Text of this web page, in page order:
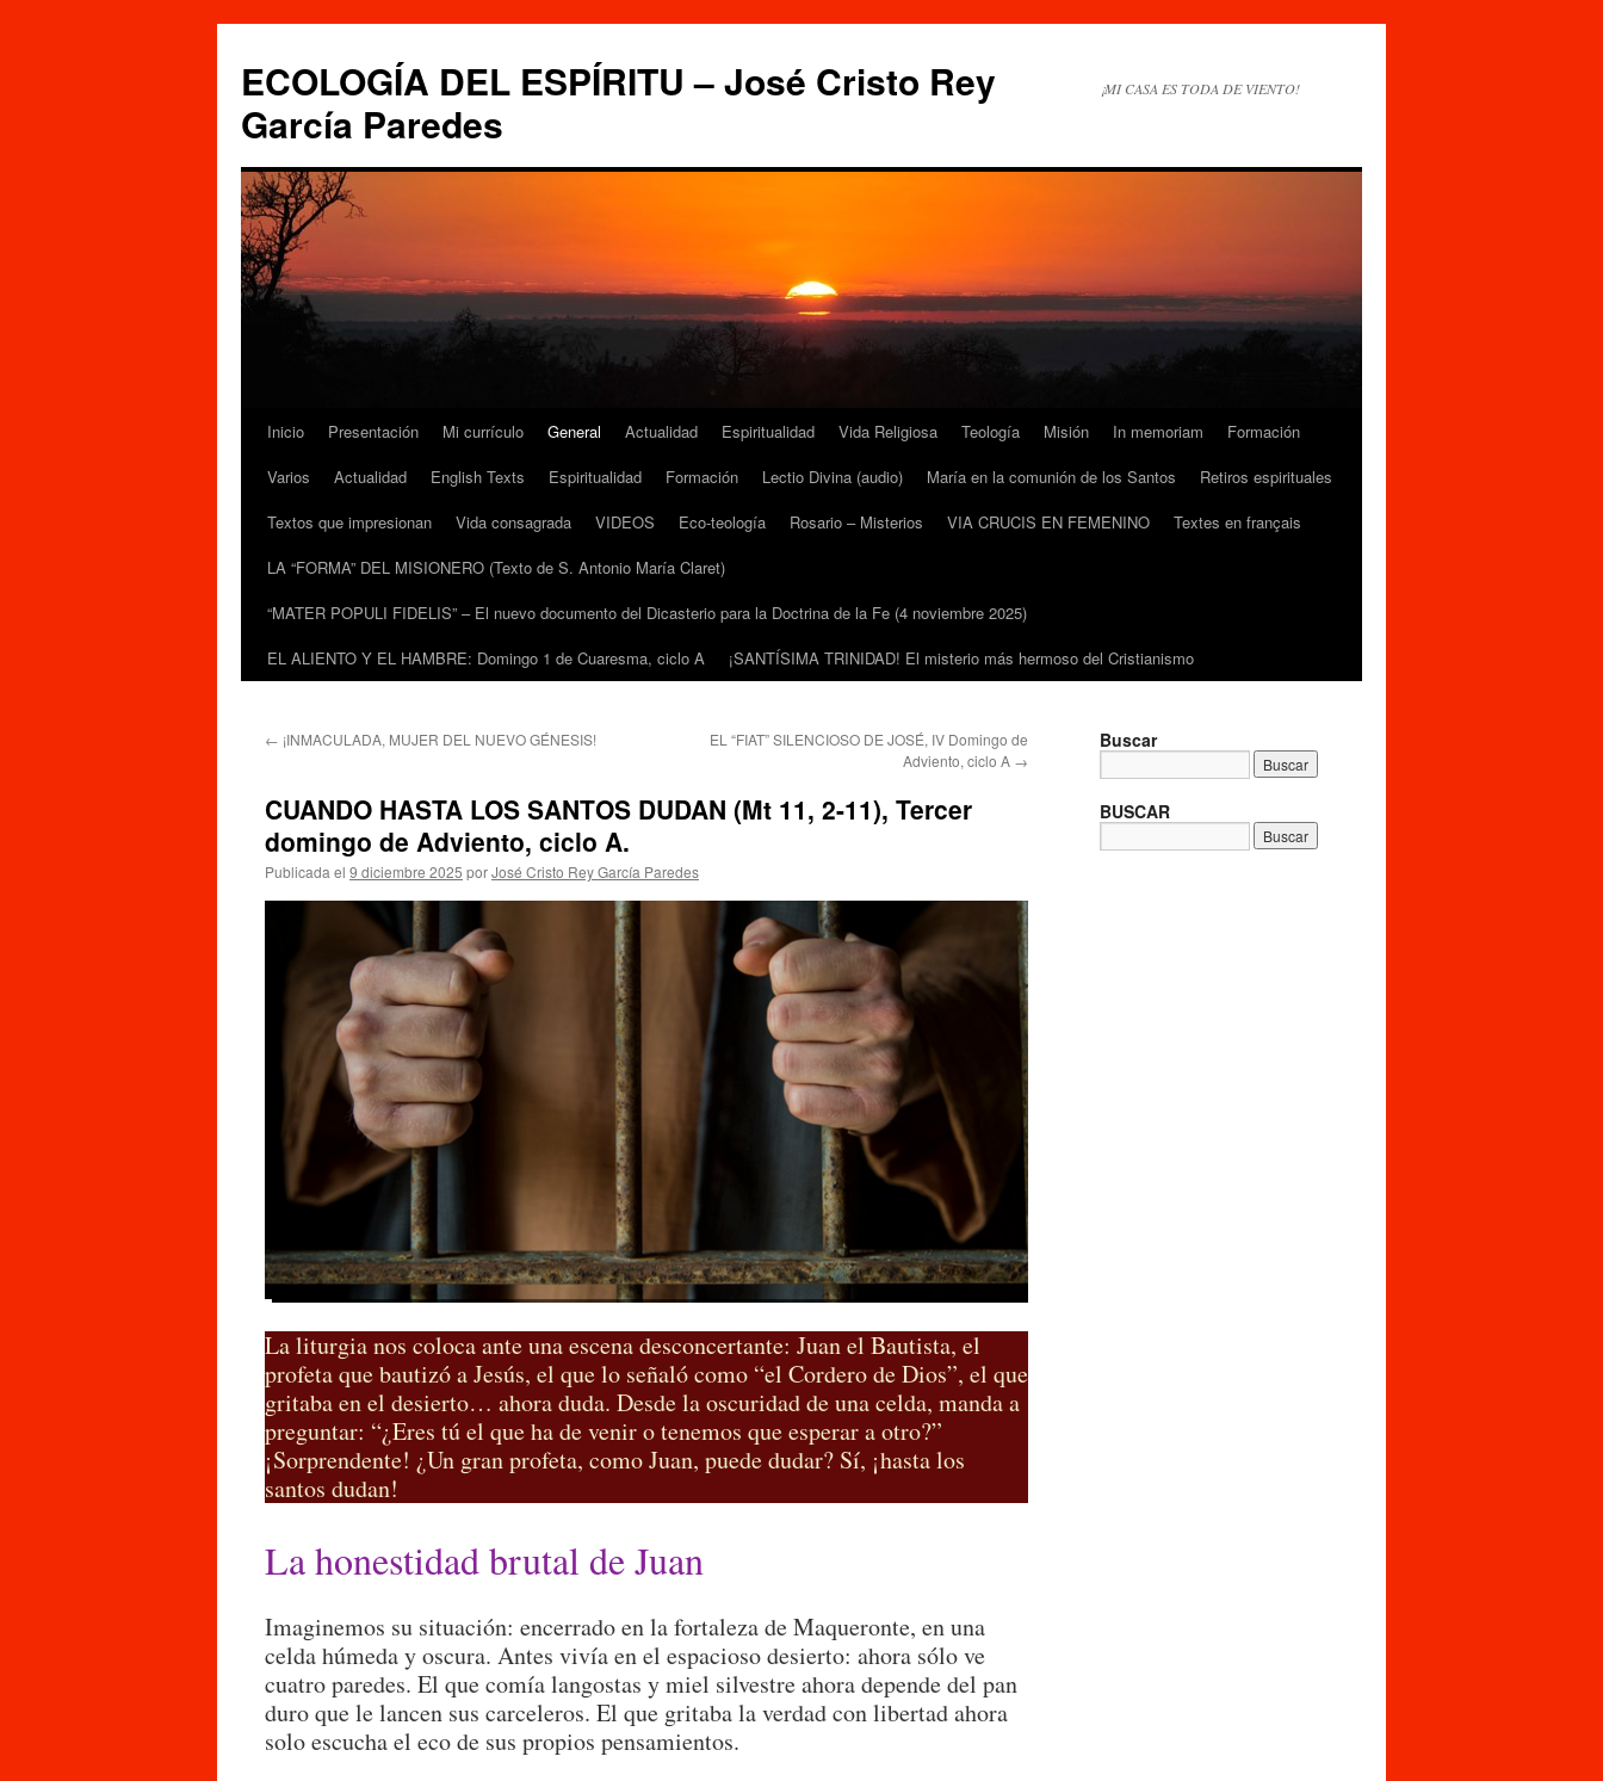
contenido
ECOLOGÍA DEL ESPÍRITU – José Cristo Rey
García Paredes
¡MI CASA ES TODA DE VIENTO!
Inicio Presentación Mi currículo General Actualidad Espiritualidad Vida Religiosa Teología Misión In memoriam
Formación
Varios
Actualidad English Texts Espiritualidad Formación Lectio Divina (audio) María en la comunión de los Santos
Retiros espirituales
Textos que impresionan
Vida consagrada VIDEOS Eco-teología Rosario – Misterios VIA CRUCIS EN FEMENINO
Textes en français
LA “FORMA” DEL MISIONERO (Texto de S. Antonio María Claret)
“MATER POPULI FIDELIS” – El nuevo documento del Dicasterio para la Doctrina de la Fe (4 noviembre 2025)
EL ALIENTO Y EL HAMBRE: Domingo 1 de Cuaresma, ciclo A
¡SANTÍSIMA TRINIDAD! El misterio más hermoso del Cristianismo
← ¡INMACULADA, MUJER DEL NUEVO GÉNESIS!
EL “FIAT” SILENCIOSO DE JOSÉ, IV Domingo de
Adviento, ciclo A →
CUANDO HASTA LOS SANTOS DUDAN (Mt 11, 2-11), Tercer
domingo de Adviento, ciclo A.
Publicada el 9 diciembre 2025 porJosé Cristo Rey García Paredes
La liturgia nos coloca ante una escena desconcertante: Juan el Bautista, el
profeta que bautizó a Jesús, el que lo señaló como “el Cordero de Dios”, el que
gritaba en el desierto… ahora duda. Desde la oscuridad de una celda, manda a
preguntar: “¿Eres tú el que ha de venir o tenemos que esperar a otro?”
¡Sorprendente! ¿Un gran profeta, como Juan, puede dudar? Sí, ¡hasta los
santos dudan!
La honestidad brutal de Juan
Imaginemos su situación: encerrado en la fortaleza de Maqueronte, en una
celda húmeda y oscura. Antes vivía en el espacioso desierto: ahora sólo ve
cuatro paredes. El que comía langostas y miel silvestre ahora depende del pan
duro que le lancen sus carceleros. El que gritaba la verdad con libertad ahora
solo escucha el eco de sus propios pensamientos.
Buscar
BUSCAR